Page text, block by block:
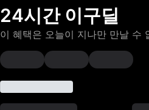
24시간 이구딜
이 혜택은 오늘이 지나만 만날 수